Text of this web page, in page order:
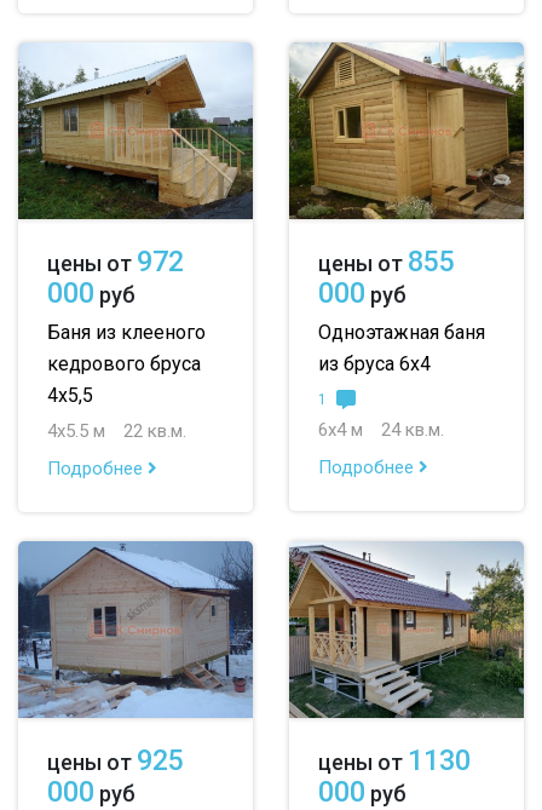
цены от 972
000 руб
Баня из клееного
кедрового бруса
4х5,5
4х5.5 м
22 кв.м.
Подробнее
цены от 855
000 руб
Одноэтажная баня
из бруса 6х4
1
6х4 м
24 кв.м.
Подробнее
цены от 925
000 руб
цены от 1130
000 руб